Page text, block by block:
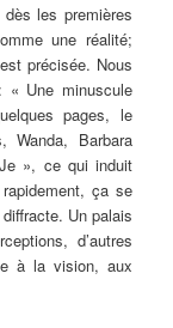
les premières
une réalité;
précisée. Nous
« Une minuscule
pages, le
Wanda, Barbara
», ce qui induit
ça se
Un palais
d’autres
à la vision, aux